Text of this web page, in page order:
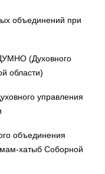
объединений при
(Духовного
области)
управления
объединения
хатыб Соборной